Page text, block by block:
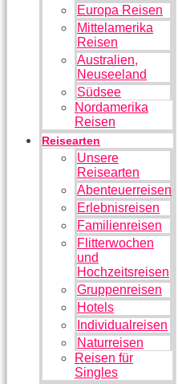
Europa Reisen
Mittelamerika
Reisen
Australien,
Neuseeland
Südsee
Nordamerika
Reisen
Reisearten
Unsere
Reisearten
Abenteuerreisen
Erlebnisreisen
Familienreisen
Flitterwochen
und
Hochzeitsreisen
Gruppenreisen
Hotels
Individualreisen
Naturreisen
Reisen für
Singles